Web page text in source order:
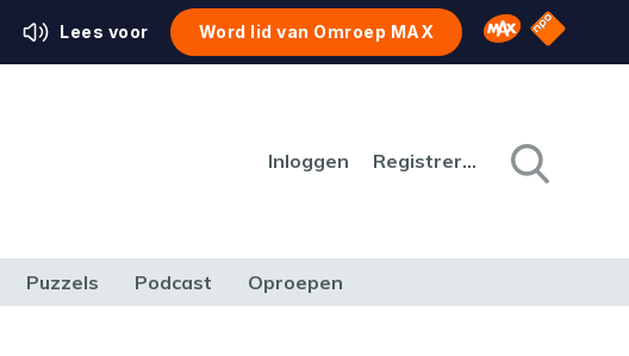
Lees voor Word lid van Omroep MAX Omroep MAX
NPO
Inloggen Registreren
Puzzels Podcast Oproepen